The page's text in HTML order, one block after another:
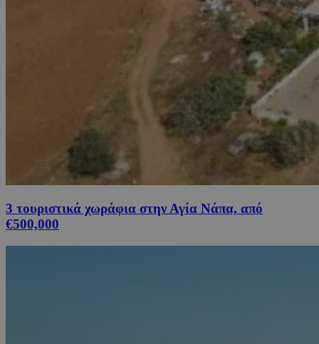
3 τουριστικά χωράφια στην Αγία Νάπα, από
€500,000